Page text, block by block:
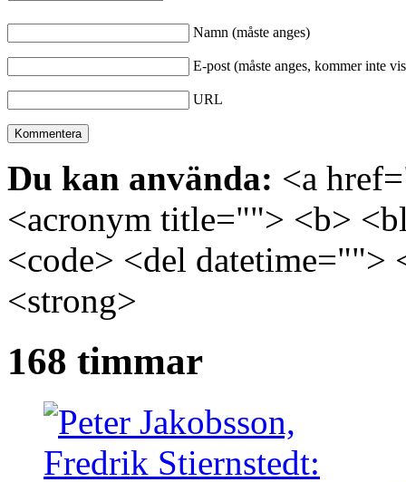
Namn (måste anges)
E-post (måste anges, kommer inte
URL
Du kan använda: <a
<acronym title=""> <b>
<code> <del
<strong>
168 timmar